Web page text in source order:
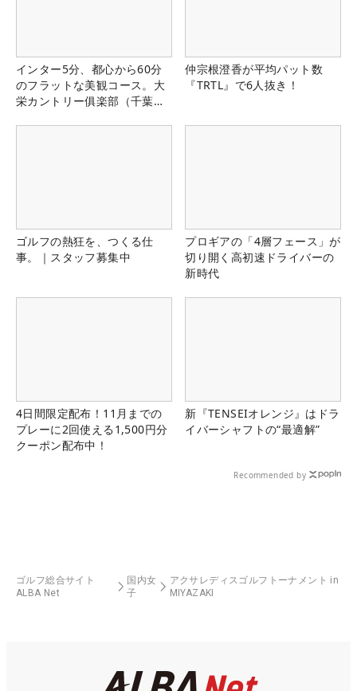
インター5分、都心から60分
のフラットな美観コース。大
栄カントリー俱楽部（千葉
仲宗根澄香が平均パット数
『TRTL』で6人抜き！
ゴルフの熱狂を、つくる仕
事。｜スタッフ募集中
プロギアの「4層フェース」が
切り開く高初速ドライバーの
新時代
4日間限定配布！11月までの
プレーに2回使える1,500円分
クーポン配布中！
新『TENSEIオレンジ』はドラ
イバーシャフトの“最適解”
Recommended by
ゴルフ総合サイト
ALBA Net
国内女
子
アクサレディスゴルフトーナメント in
MIYAZAKI